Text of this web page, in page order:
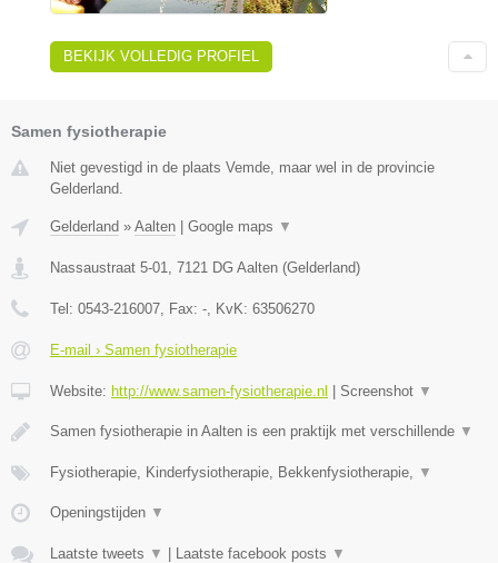
BEKIJK VOLLEDIG PROFIEL
Samen fysiotherapie
Niet gevestigd in de plaats Vemde, maar wel in de provincie
Gelderland.
Gelderland » Aalten Google maps ▼
Nassaustraat 5-01 7121 DG Aalten (Gelderland)
Tel: 0543-216007 , Fax: - , KvK: 63506270
E-mail › Samen fysiotherapie
Website: http://www.samen-fysiotherapie.nl Screenshot ▼
Samen fysiotherapie in Aalten is een praktijk met verschillende ▼
Fysiotherapie, Kinderfysiotherapie, Bekkenfysiotherapie, ▼
Openingstijden ▼
Laatste tweets ▼ Laatste facebook posts ▼